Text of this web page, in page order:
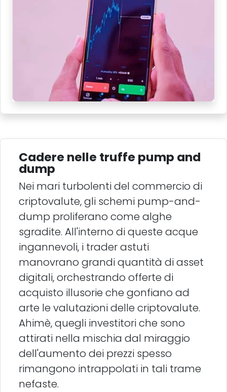
Cadere nelle truffe pump and
dump
Nei mari turbolenti del commercio di
criptovalute, gli schemi pump-and-
dump proliferano come alghe
sgradite. All'interno di queste acque
ingannevoli, i trader astuti
manovrano grandi quantità di asset
digitali, orchestrando offerte di
acquisto illusorie che gonfiano ad
arte le valutazioni delle criptovalute.
Ahimè, quegli investitori che sono
attirati nella mischia dal miraggio
dell'aumento dei prezzi spesso
rimangono intrappolati in tali trame
nefaste.